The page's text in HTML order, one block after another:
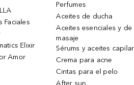
Faciales
Elixir
Amor
Perfumes
Aceites de ducha
Aceites esenciales y de
masaje
Sérums y aceites
Crema para acne
Cintas para el pelo
After sun